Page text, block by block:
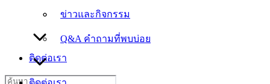
ข่าวและกิจกรรม
Q&A คำถามที่พบบ่อย
Q&A คำถามที่พบบ่อย
ติดต่อเรา
Search